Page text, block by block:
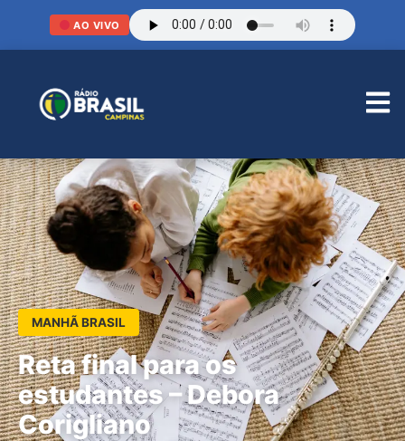
AO VIVO
MANHÃ BRASIL
Reta final para os
estudantes – Debora
Corigliano